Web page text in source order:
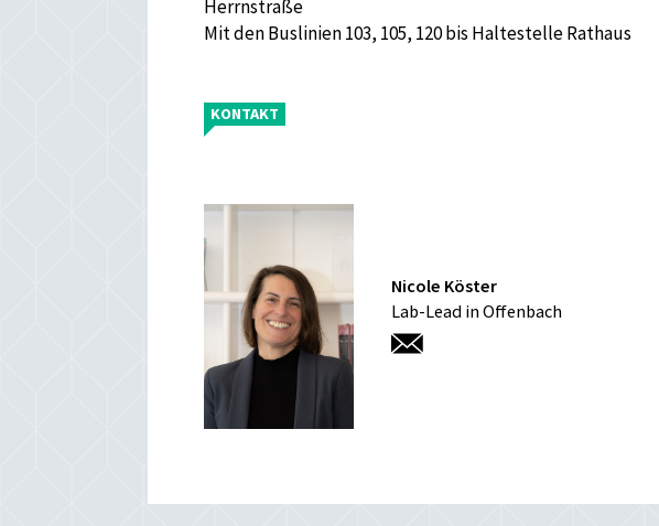
Herrnstraße
Mit den Buslinien 103, 105, 120 bis Haltestelle Rathaus
KONTAKT
Nicole Köster
Lab-Lead in Offenbach